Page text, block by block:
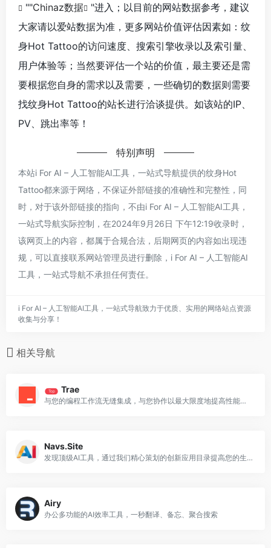
""Chinaz数据
"进入；以目前的网站数据参考，建议
大家请以爱站数据为准，更多网站价值评估因素如：纹
身Hot Tattoo的访问速度、搜索引擎收录以及索引量、
用户体验等；当然要评估一个站的价值，最主要还是需
要根据您自身的需求以及需要，一些确切的数据则需要
找纹身Hot Tattoo的站长进行洽谈提供。如该站的IP、
PV、跳出率等！
特别声明
本站i For AI – 人工智能AI工具，一站式导航提供的纹身Hot
Tattoo都来源于网络，不保证外部链接的准确性和完整性，同
时，对于该外部链接的指向，不由i For AI – 人工智能AI工具，
一站式导航实际控制，在2024年9月26日 下午12:19收录时，
该网页上的内容，都属于合规合法，后期网页的内容如出现违
规，可以直接联系网站管理员进行删除，i For AI – 人工智能AI
工具，一站式导航不承担任何责任。
i For AI – 人工智能AI工具，一站式导航致力于优质、实用的网络站点资源
收集与分享！
相关导航
Top Trae
与您的编程工作流无缝集成，与您协作以最大限度地提高性能和效率。
Navs.Site
发现顶级AI工具，通过我们精心策划的创新应用目录提高您的生产力。
Airy
办公多功能的AI效率工具，一秒翻译、备忘、聚合搜索